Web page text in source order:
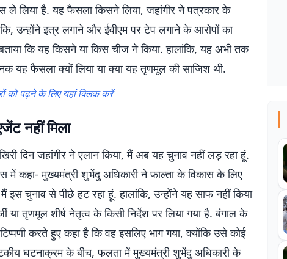
ले लिया है. यह फैसला किसने लिया, जहांगीर ने पत्रकार के
उन्होंने इत्र लगाने और ईवीएम पर टेप लगाने के आरोपों का
कि यह किसने या किस चीज ने किया. हालांकि, यह अभी तक
यह फैसला क्यों लिया या क्या यह तृणमूल की साजिश थी.
को पढ़ने के लिए यहां क्लिक करें
नहीं मिला
दिन जहांगीर ने एलान किया, मैं अब यह चुनाव नहीं लड़ रहा हूं.
में कहा- मुख्यमंत्री शुभेंदु अधिकारी ने फाल्ता के विकास के लिए
इस चुनाव से पीछे हट रहा हूं. हालांकि, उन्होंने यह साफ नहीं किया
या तृणमूल शीर्ष नेतृत्व के किसी निर्देश पर लिया गया है. बंगाल के
करते हुए कहा है कि वह इसलिए भाग गया, क्योंकि उसे कोई
घटनाक्रम के बीच, फलता में मुख्यमंत्री शुभेंदु अधिकारी के